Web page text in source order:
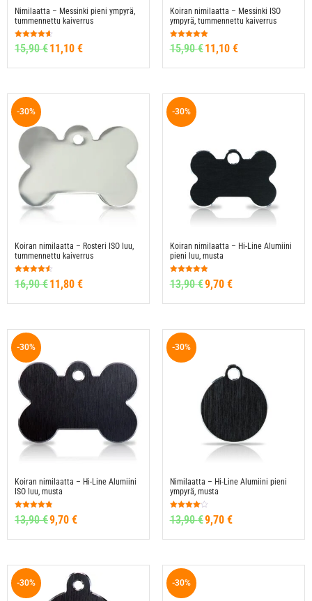
Nimilaatta – Messinki pieni ympyrä,
tummennettu kaiverrus
Arvostelu
tuotteesta:
15,90€11,10 €
Koiran nimilaatta – Messinki ISO
ympyrä, tummennettu kaiverrus
Arvostelu
tuotteesta:
15,90€11,10 €
-30%
Koiran nimilaatta – Rosteri ISO luu,
tummennettu kaiverrus
Arvostelu
tuotteesta:
16,90€11,80 €
-30%
Koiran nimilaatta – Hi-Line Alumiini
pieni luu, musta
Arvostelu
tuotteesta:
13,90€9,70 €
-30%
Koiran nimilaatta – Hi-Line Alumiini
ISO luu, musta
Arvostelu
tuotteesta:
13,90€9,70 €
-30%
Nimilaatta – Hi-Line Alumiini pieni
ympyrä, musta
Arvostelu
tuotteesta:
13,90€9,70 €
-30% -30%